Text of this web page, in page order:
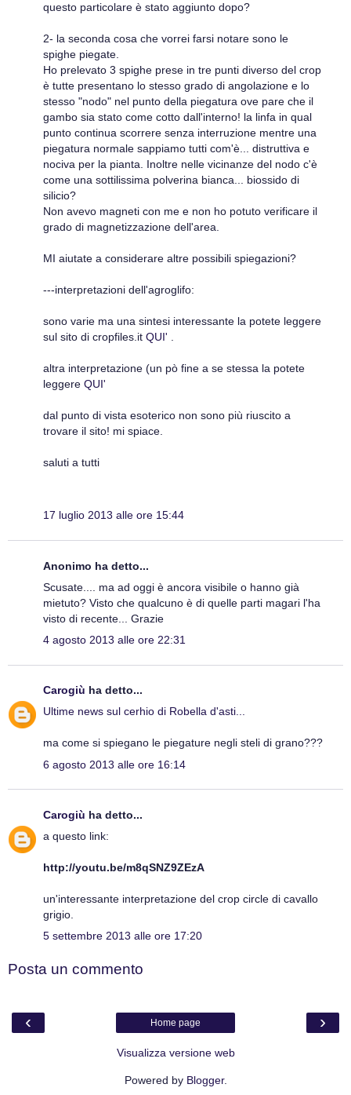
questo particolare è stato aggiunto dopo?
2- la seconda cosa che vorrei farsi notare sono le
spighe piegate.
Ho prelevato 3 spighe prese in tre punti diverso del crop
è tutte presentano lo stesso grado di angolazione e lo
stesso "nodo" nel punto della piegatura ove pare che il
gambo sia stato come cotto dall'interno! la linfa in qual
punto continua scorrere senza interruzione mentre una
piegatura normale sappiamo tutti com'è... distruttiva e
nociva per la pianta. Inoltre nelle vicinanze del nodo c'è
come una sottilissima polverina bianca... biossido di
silicio?
Non avevo magneti con me e non ho potuto verificare il
grado di magnetizzazione dell'area.
MI aiutate a considerare altre possibili spiegazioni?
---interpretazioni dell'agroglifo:
sono varie ma una sintesi interessante la potete leggere
sul sito di cropfiles.it QUI' .
altra interpretazione (un pò fine a se stessa la potete
leggere QUI'
dal punto di vista esoterico non sono più riuscito a
trovare il sito! mi spiace.
saluti a tutti
17 luglio 2013 alle ore 15:44
Anonimo ha detto...
Scusate.... ma ad oggi è ancora visibile o hanno già
mietuto? Visto che qualcuno è di quelle parti magari l'ha
visto di recente... Grazie
4 agosto 2013 alle ore 22:31
Carogiù ha detto...
Ultime news sul cerhio di Robella d'asti...
ma come si spiegano le piegature negli steli di grano???
6 agosto 2013 alle ore 16:14
Carogiù ha detto...
a questo link:
http://youtu.be/m8qSNZ9ZEzA
un'interessante interpretazione del crop circle di cavallo
grigio.
5 settembre 2013 alle ore 17:20
Posta un commento
‹ ›
Home page
Visualizza versione web
Powered by Blogger.